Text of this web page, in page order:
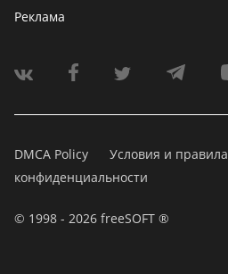
Реклама
DMCA Policy Условия и правила
конфиденциальности
© 1998 - 2026 freeSOFT ®